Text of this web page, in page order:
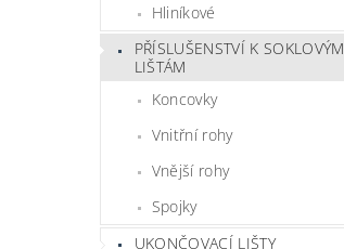
Hliníkové
PŘÍSLUŠENSTVÍ K SOKLOVÝM
LIŠTÁM
Koncovky
Vnitřní rohy
Vnější rohy
Spojky
UKONČOVACÍ LIŠTY